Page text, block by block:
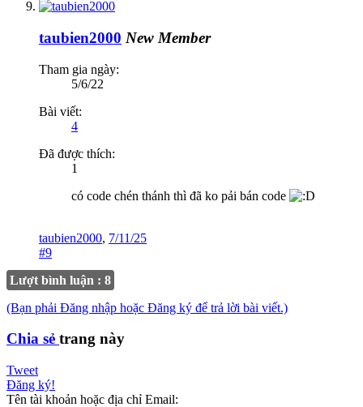
taubien2000 New Member
Tham gia ngày:
5/6/22
Bài viết:
4
Đã được thích:
1
có code chén thánh thì đã ko pải bán code
taubien2000, 7/11/25
#9
Lượt bình luận : 8
(Bạn phải Đăng nhập hoặc Đăng ký để trả lời bài viết.)
Chia sẻ trang này
Tweet
Đăng ký!
Tên tài khoản hoặc địa chỉ Email: